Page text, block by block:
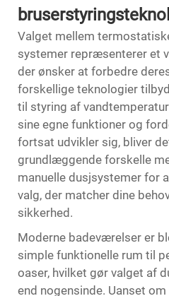
Valget mellem
systemer repræsenterer et
der ønsker at forbedre
forskellige teknologier
til styring af
sine egne funktioner og
fortsat udvikler sig, bliver
grundlæggende forskelle
manuelle dusjsystemer for
valg, der matcher dine
sikkerhed.
Moderne badeværelser er
simple funktionelle rum til
oaser, hvilket gør valget af
end nogensinde. Uanset